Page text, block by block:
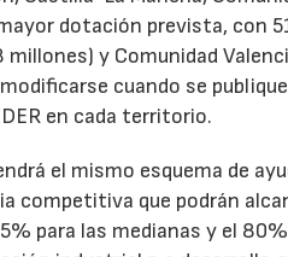
dotación prevista, con
millones) y Comunidad
cuando se
en cada territorio.
el mismo esquema de
competitiva que podrán
para las medianas y el